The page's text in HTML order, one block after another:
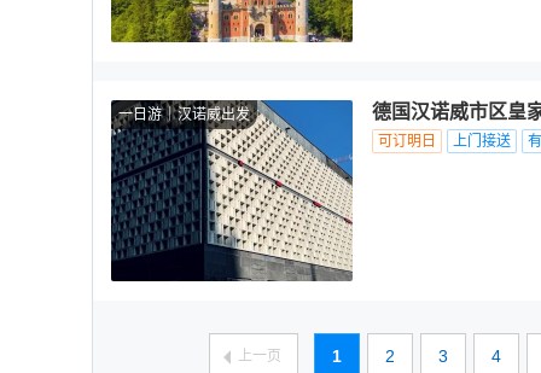
一日游 汉诺威出发 德国汉诺威市区皇
可订明日 上门接送
上一页 1 2 3 4